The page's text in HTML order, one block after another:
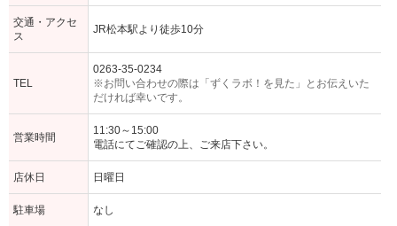
交通・アクセ
ス
JR松本駅より徒歩10分
TEL
0263-35-0234
※お問い合わせの際は「ずくラボ！を見た」とお伝えいた
だければ幸いです。
営業時間
11:30～15:00
電話にてご確認の上、ご来店下さい。
店休日 日曜日
駐車場 なし